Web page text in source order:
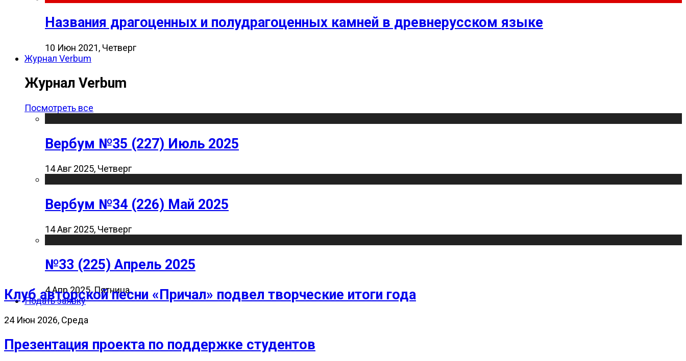
Названия драгоценных и полудрагоценных камней в древнерусском языке
10 Июн 2021, Четверг
Журнал Verbum
Журнал Verbum
Посмотреть все
Вербум №35 (227) Июль 2025
14 Авг 2025, Четверг
Вербум №34 (226) Май 2025
14 Авг 2025, Четверг
№33 (225) Апрель 2025
4 Апр 2025, Пятница
Подать заявку
Клуб авторской песни «Причал» подвел творческие итоги года
24 Июн 2026, Среда
Презентация проекта по поддержке студентов